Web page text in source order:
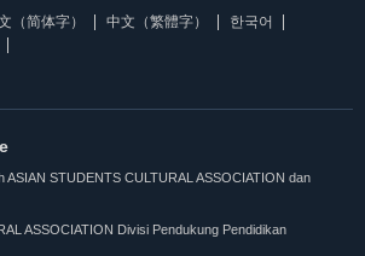
（简体字） 中文（繁體字）
한국어
ASIAN STUDENTS CULTURAL ASSOCIATION dan
ASSOCIATION Divisi Pendukung Pendidikan